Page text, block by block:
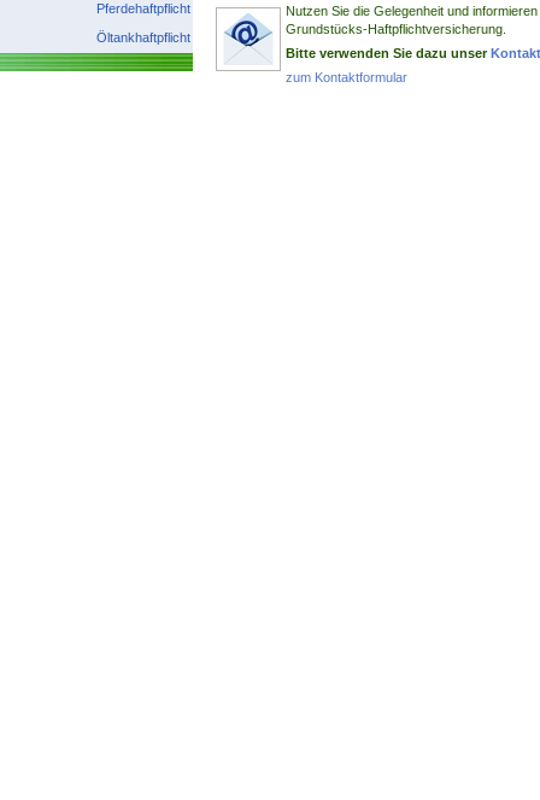
Pferdehaftpflicht
Öltankhaftpflicht
Nutzen Sie die Gelegenheit und
Grundstücks-Haftpflichtversicherung.
Bitte verwenden Sie dazu unser
zum Kontaktformular